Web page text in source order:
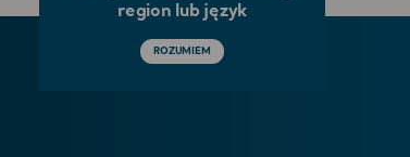
region lub język
ROZUMIEM